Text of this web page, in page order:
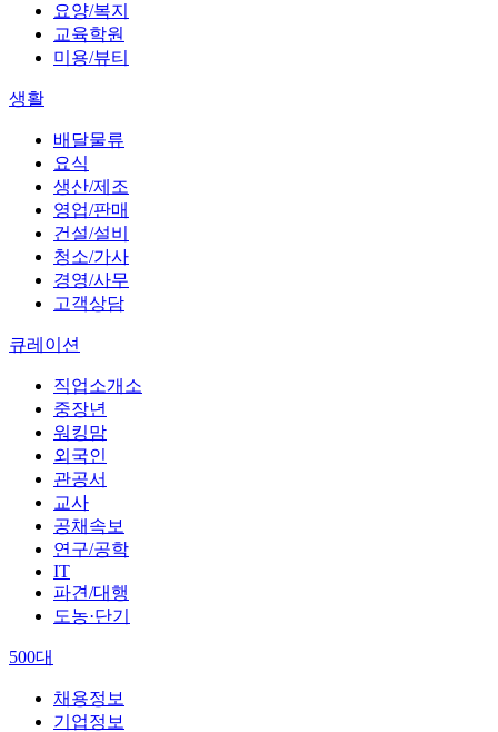
요양/복지
교육학원
미용/뷰티
생활
배달물류
요식
생산/제조
영업/판매
건설/설비
청소/가사
경영/사무
고객상담
큐레이션
직업소개소
중장년
워킹맘
외국인
관공서
교사
공채속보
연구/공학
IT
파견/대행
도농·단기
500대
채용정보
기업정보